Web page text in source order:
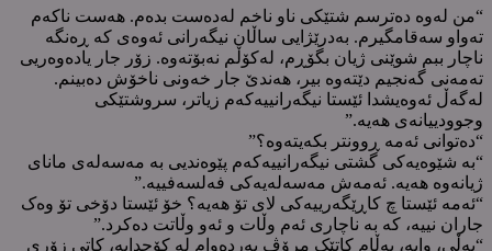
“من لەوە دەترسم شتێکی ناو ناخم لەدەست بدەم. هەست ناکەم
تەواو سەقامگیرم. بەدرێژایی ساڵان نیگەرانی ئەوەی کە ڕەنگە
ناچار ببم شوێنی ژیان بگۆڕم، لەکۆڵم نەبۆتەوە. زۆر جار یادەوەریی
تەمەنی گەنجیم دێتەوە بیر، هەندێ جار خەونی ناخۆش دەبینم.
لەگەڵ ئەوەیشدا ئێستا نیگەرانییەکەم زیاتر، سروشتێکی
وجوودییانەی هەیە.”
“دەتوانی ئەمە ڕوونتر بکەیتەوە؟”
“بە شێوەیەکی گشتی نیگەرانییەکەم پێوەندیی بە مەسەلەی مانای
ژیانەوە هەیە. ئەمەش مەسەلەیەکی فەلسەفییە.”
“ئەمە ئێستا چ کاڕێگەرییەکی لای تۆ هەیە؟ خۆ ئێستا دۆخی تۆ وەک
جاران نییە، کە بە ناچاری ئەم وڵات و ئەو وڵاتت دەکرد.”
“بەڵی، وایە، بەڵام کاتێک مرۆڤ بەردەوام لە کۆچدایە، کاتی زۆری